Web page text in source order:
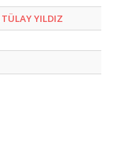
TÜLAY YILDIZ